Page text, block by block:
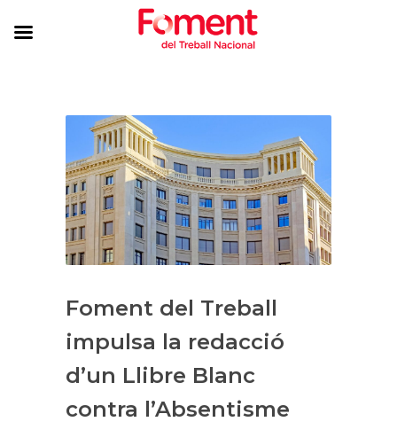
Foment del Treball
impulsa la redacció
d’un Llibre Blanc
contra l’Absentisme